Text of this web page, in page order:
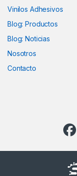
Vinilos Adhesivos
Blog: Productos
Blog: Noticias
Nosotros
Contacto